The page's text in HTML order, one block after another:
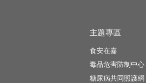
主題專區
食安在嘉
毒品危害防制中心
糖尿病共同照護網